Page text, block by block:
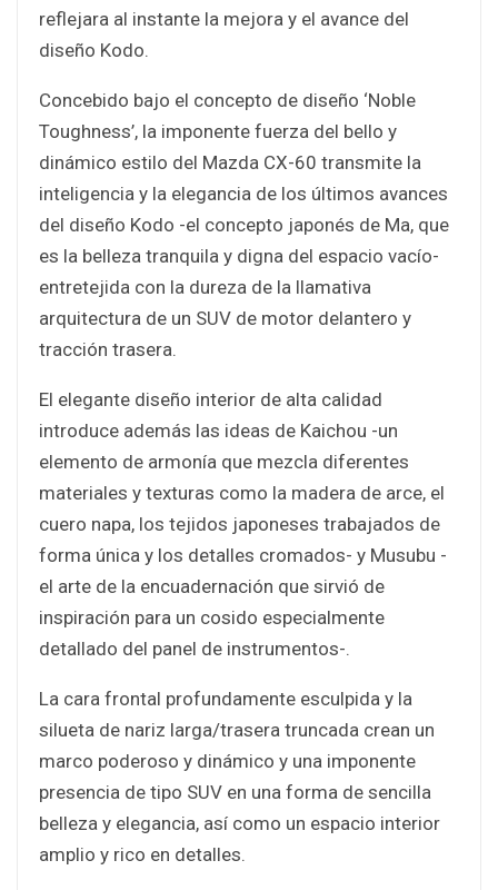
reflejara al instante la mejora y el avance del
diseño Kodo.
Concebido bajo el concepto de diseño ‘Noble
Toughness’, la imponente fuerza del bello y
dinámico estilo del Mazda CX-60 transmite la
inteligencia y la elegancia de los últimos avances
del diseño Kodo -el concepto japonés de Ma, que
es la belleza tranquila y digna del espacio vacío-
entretejida con la dureza de la llamativa
arquitectura de un SUV de motor delantero y
tracción trasera.
El elegante diseño interior de alta calidad
introduce además las ideas de Kaichou -un
elemento de armonía que mezcla diferentes
materiales y texturas como la madera de arce, el
cuero napa, los tejidos japoneses trabajados de
forma única y los detalles cromados- y Musubu -
el arte de la encuadernación que sirvió de
inspiración para un cosido especialmente
detallado del panel de instrumentos-.
La cara frontal profundamente esculpida y la
silueta de nariz larga/trasera truncada crean un
marco poderoso y dinámico y una imponente
presencia de tipo SUV en una forma de sencilla
belleza y elegancia, así como un espacio interior
amplio y rico en detalles.